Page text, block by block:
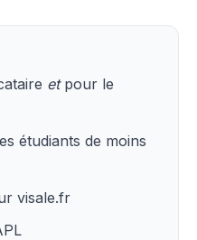
etpour le
étudiants de moins
visale.fr